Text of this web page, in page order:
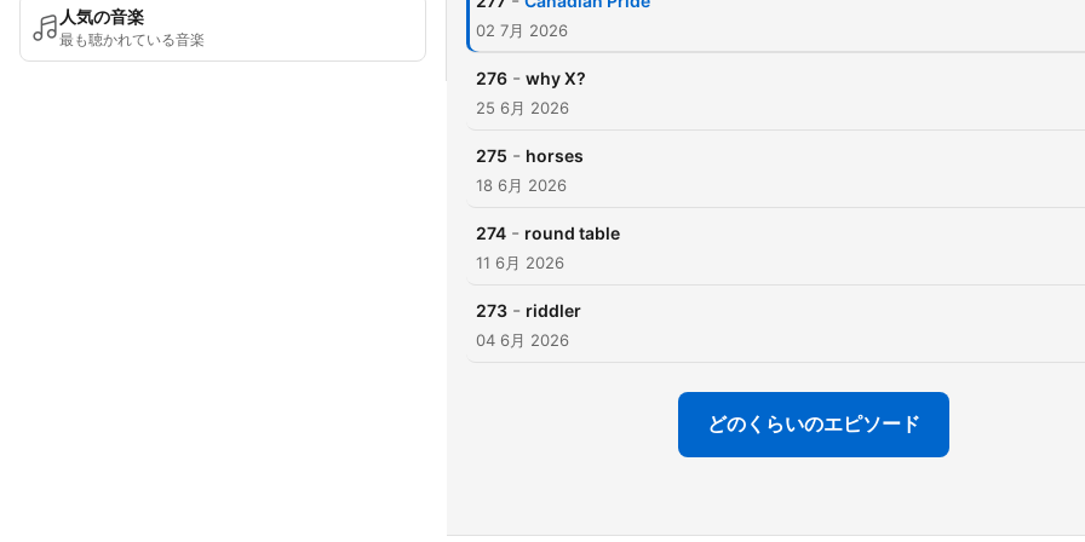
人気の音楽
最も聴かれている音楽
https://instagram.com/
02 7月 2026
276 - why X?
25 6月 2026
275 - horses
18 6月 2026
274 - round table
11 6月 2026
273 - riddler
04 6月 2026
どのくらいのエピソード